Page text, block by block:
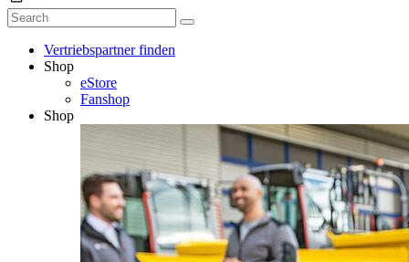
Vertriebspartner finden
Shop
eStore
Fanshop
Shop